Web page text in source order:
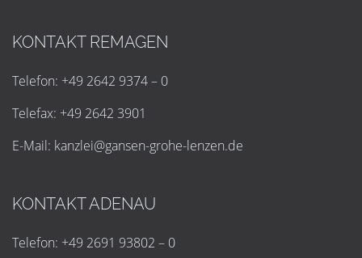
KONTAKT REMAGEN
Telefon: +49 2642 9374 – 0
Telefax: +49 2642 3901
E-Mail: kanzlei@gansen-grohe-lenzen.de
KONTAKT ADENAU
Telefon: +49 2691 93802 – 0